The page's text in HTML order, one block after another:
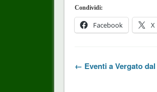
Condividi:
Facebook X
← Eventi a Vergato